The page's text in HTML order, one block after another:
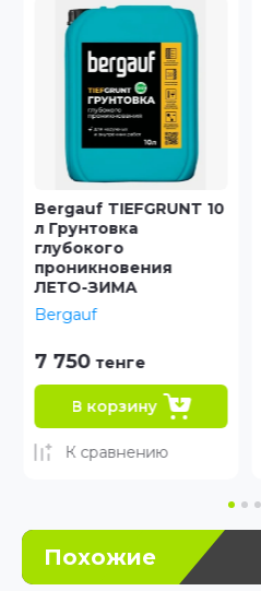
Bergauf TIEFGRUNT 10
л Грунтовка
глубокого
проникновения
ЛЕТО-ЗИМА
Bergauf
7 750 тенге
В корзину
К сравнению
Похожие